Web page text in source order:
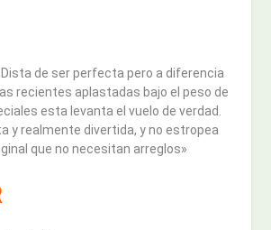
de ser perfecta pero a diferencia
recientes aplastadas bajo el peso de
esta levanta el vuelo de verdad.
y realmente divertida, y no estropea
que no necesitan arreglos»